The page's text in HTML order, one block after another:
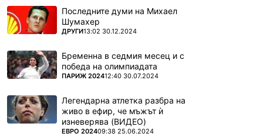
Последните думи на Михаел
Шумахер
ПОВЕЧЕ ОТ
ДРУГИ13:02 30.12.2024
Бременна в седмия месец и с
победа на олимпиадата
ПОВЕЧЕ ОТ
ПАРИЖ 202412:40 30.07.2024
Легендарна атлетка разбра на
живо в ефир, че мъжът ѝ
изневерява (ВИДЕО)
ПОВЕЧЕ ОТ
ЕВРО 202409:38 25.06.2024